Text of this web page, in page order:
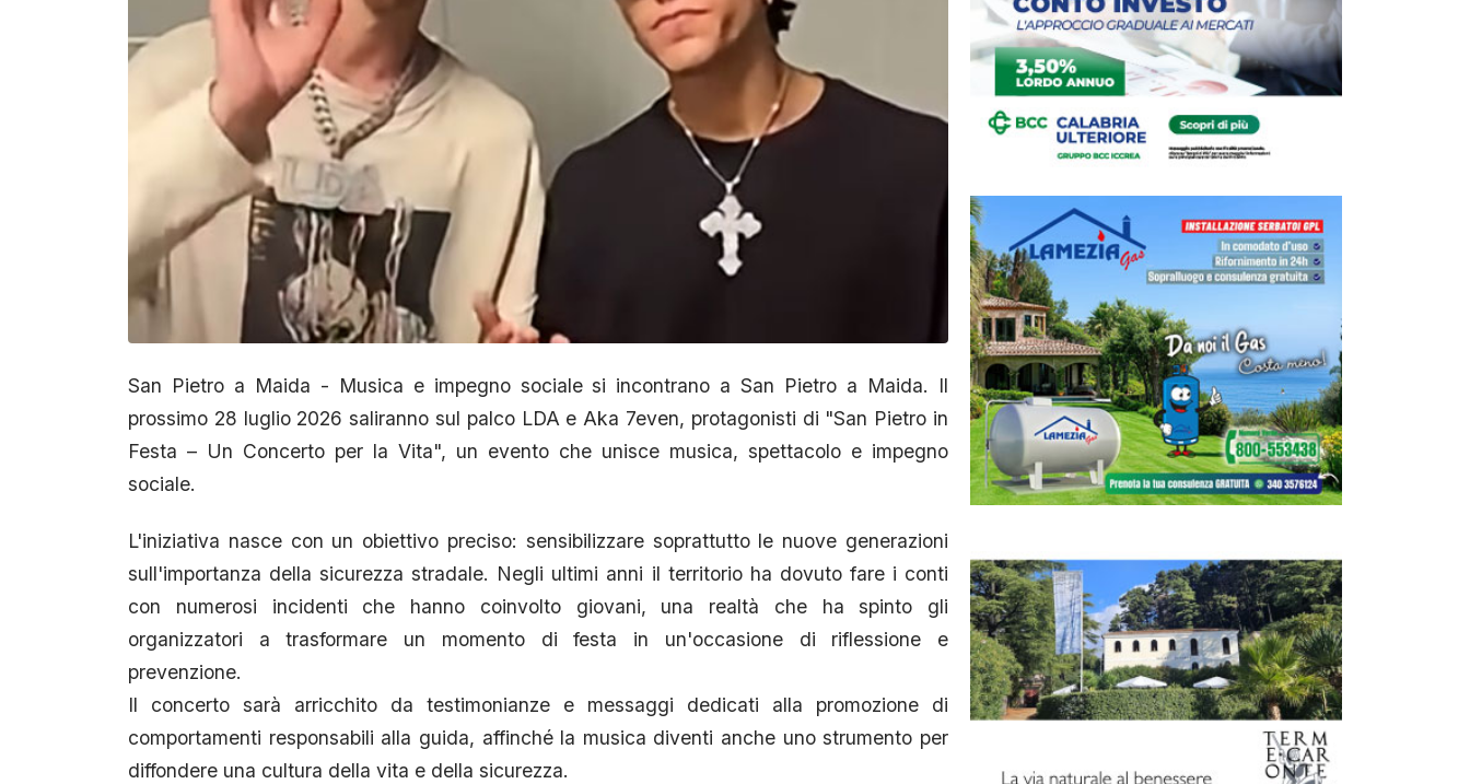
San Pietro a Maida - Musica e impegno sociale si incontrano a San Pietro a Maida. Il
prossimo 28 luglio 2026 saliranno sul palco LDA e Aka 7even, protagonisti di "San Pietro in
Festa – Un Concerto per la Vita", un evento che unisce musica, spettacolo e impegno
sociale.
L'iniziativa nasce con un obiettivo preciso: sensibilizzare soprattutto le nuove generazioni
sull'importanza della sicurezza stradale. Negli ultimi anni il territorio ha dovuto fare i conti
con numerosi incidenti che hanno coinvolto giovani, una realtà che ha spinto gli
organizzatori a trasformare un momento di festa in un'occasione di riflessione e
prevenzione.
Il concerto sarà arricchito da testimonianze e messaggi dedicati alla promozione di
comportamenti responsabili alla guida, affinché la musica diventi anche uno strumento per
diffondere una cultura della vita e della sicurezza.